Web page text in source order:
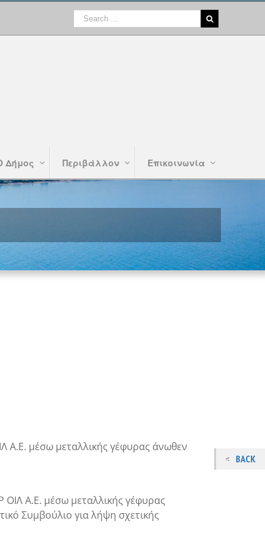
Δήμος Περιβάλλον Επικοινωνία
Α.Ε. μέσω μεταλλικής γέφυρας άνωθεν
Α.Ε. μέσω μεταλλικής γέφυρας
Συμβούλιο για λήψη σχετικής
BACK